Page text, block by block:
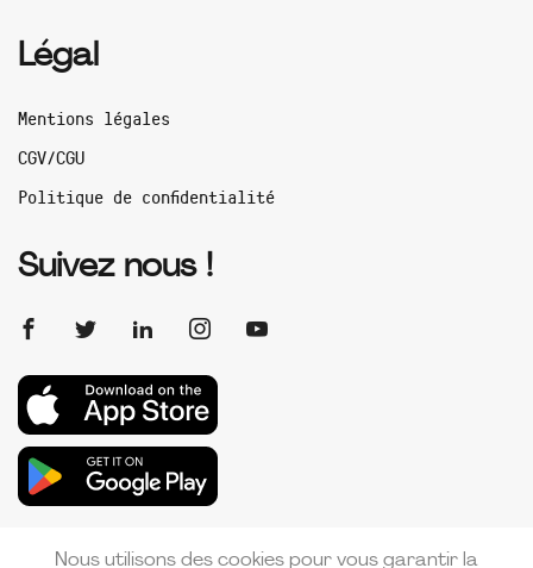
Légal
Mentions légales
CGV/CGU
Politique de confidentialité
Suivez nous !
Nous utilisons des cookies pour vous garantir la